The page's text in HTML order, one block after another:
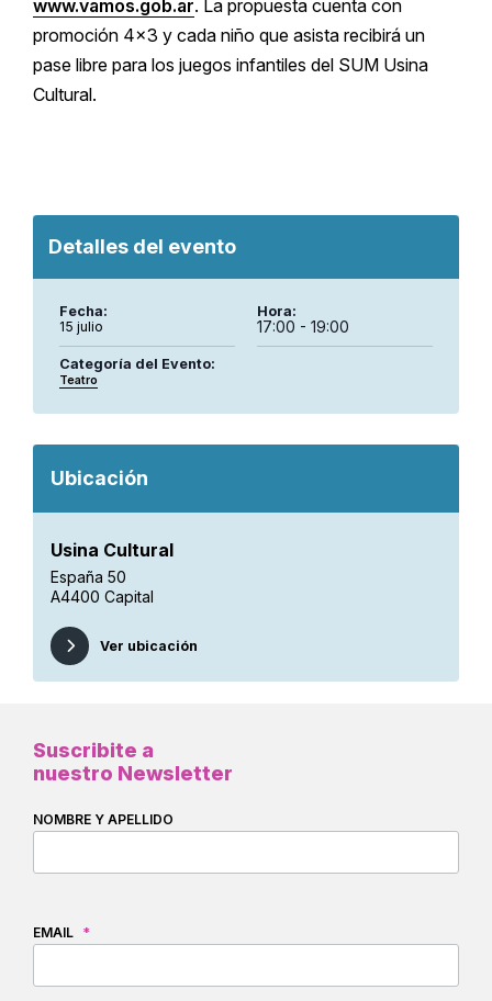
www.vamos.gob.ar. La propuesta cuenta con
promoción 4×3 y cada niño que asista recibirá un
pase libre para los juegos infantiles del SUM Usina
Cultural.
Detalles del evento
Fecha:
15 julio
Hora:
17:00 - 19:00
Categoría del Evento:
Teatro
Ubicación
Usina Cultural
España 50
A4400 Capital
Ver ubicación
Suscribite a
nuestro Newsletter
NOMBRE Y APELLIDO
EMAIL *